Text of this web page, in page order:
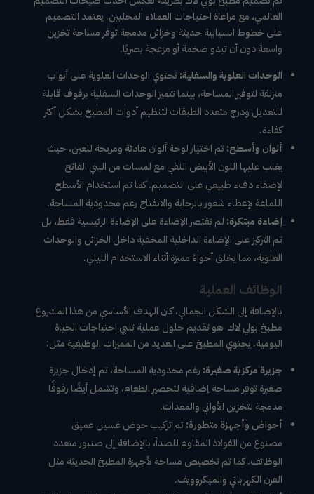
العالمي، مع مراعاة احتياجات العملاء المحليين. يعتمد التصميم
على خطوط انسيابية حديثة وخزائن مدمجة توفر مساحة تخزين
واسعة دون أن تبدو ضخمة أو مزعجة بصريًا.
الوحدات العلوية والسفلية:تحتوي الوحدات العلوية على أبواب
منزلقة لتوفير المساحة، بينما تتميز الوحدات السفلية برفوف قابلة
للتعديل ودرج متعدد الطبقات لتنظيم أدوات المطبخ بشكل أكثر
كفاءة.
ألوان وأسطح:تم اختيار لوحة ألوان هادئة ومريحة للعين، حيث
يغلب عليها اللون الأبيض النقي مع لمسات من البني الفاتح
لإضفاء دفء طبيعي على التصميم. كما تم استخدام الأسطح
اللماعة لإعطاء شعور بالرحابة والانفتاح رغم محدودية المساحة.
إضاءة مبتكرة: لم تقتصر الإضاءة على الإضاءة الرئيسية فقط، بل
تم التركيز على الإضاءة الداخلية المخفية داخل الخزائن والوحدات
العلوية، مما يخلق أجواءً مميزة أثناء الاستخدام الليلي.
الوظائف العملية
بالإضافة إلى الشكل الجمالي، كان الهدف الأساسي من هذا المشروع
مطبخ بولي لاك هو تقديم حلول عملية تلبي احتياجات الحياة
اليومية. يحتوي المطبخ على العديد من المميزات الوظيفية مثل:
جزيرة مركزية صغيرة: رغم محدودية المساحة، تم إدخال جزيرة
صغيرة توفر مساحة إضافية لتحضير الطعام، وتشمل أيضًا رفوفًا
مدمجة لتخزين الأواني والمعدات.
أحواض وأجهزة متطورة:تم تركيب حوض غسيل عميق
مصنوع من الفولاذ المقاوم للصدأ، بالإضافة إلى صنبور متعدد
الوظائف. كما تم تخصيص مساحة لأجهزة المطبخ الحديثة مثل
الفرن الكهربائي والميكروويف.